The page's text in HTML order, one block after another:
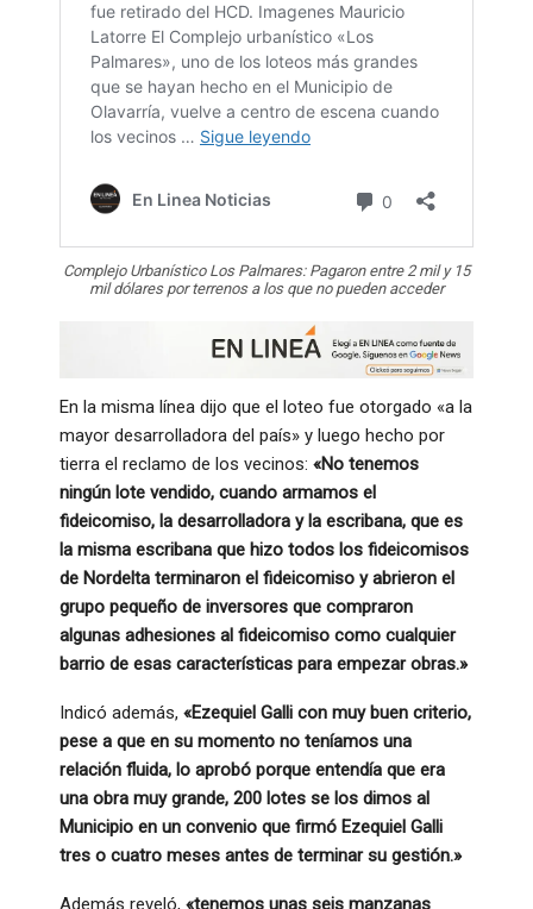
Complejo Urbanístico Los Palmares: Pagaron entre 2 mil y 15
mil dólares por terrenos a los que no pueden acceder
En la misma línea dijo que el loteo fue otorgado «a la
mayor desarrolladora del país» y luego hecho por
tierra el reclamo de los vecinos: «No tenemos
ningún lote vendido, cuando armamos el
fideicomiso, la desarrolladora y la escribana, que es
la misma escribana que hizo todos los fideicomisos
de Nordelta terminaron el fideicomiso y abrieron el
grupo pequeño de inversores que compraron
algunas adhesiones al fideicomiso como cualquier
barrio de esas características para empezar obras.»
Indicó además, «Ezequiel Galli con muy buen criterio,
pese a que en su momento no teníamos una
relación fluida, lo aprobó porque entendía que era
una obra muy grande, 200 lotes se los dimos al
Municipio en un convenio que firmó Ezequiel Galli
tres o cuatro meses antes de terminar su gestión.»
Además reveló, «tenemos unas seis manzanas